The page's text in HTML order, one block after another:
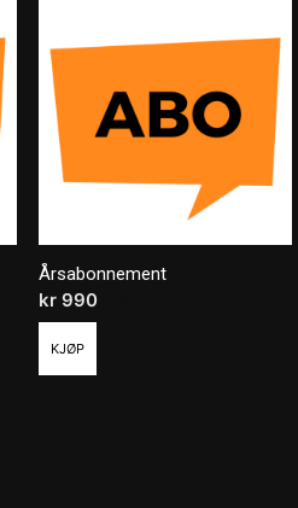
Årsabonnement
kr990
KJØP